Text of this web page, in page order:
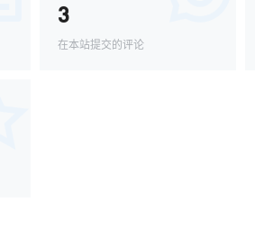
3
在本站提交的评论